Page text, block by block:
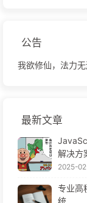
公告
我欲修仙，法力无
最新文章
解决方
2025-
专业高